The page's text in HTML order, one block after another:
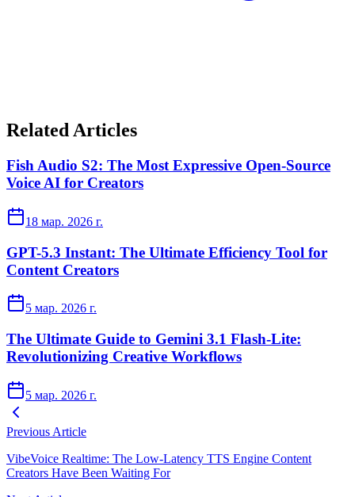
Related Articles
Fish Audio S2: The Most Expressive Open-Source
Voice AI for Creators
18 мар. 2026 г.
GPT-5.3 Instant: The Ultimate Efficiency Tool for
Content Creators
5 мар. 2026 г.
The Ultimate Guide to Gemini 3.1 Flash-Lite:
Revolutionizing Creative Workflows
5 мар. 2026 г.
Previous Article
VibeVoice Realtime: The Low-Latency TTS Engine Content
Creators Have Been Waiting For